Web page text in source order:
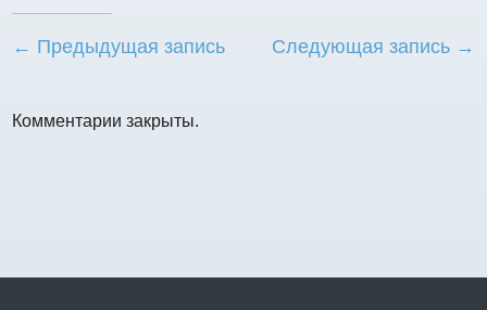
← Предыдущая запись Следующая запись →
Комментарии закрыты.